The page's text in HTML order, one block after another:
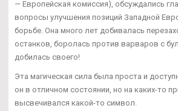
— Европейская комиссия), обсуждались
вопросы улучшения позиций Западной
борьбе. Она много лет добивалась
останков, боролась против варваров с
добилась своего!
Эта магическая сила была проста и
он в отличном состоянии, но на каких-то
высвечивался какой-то символ.